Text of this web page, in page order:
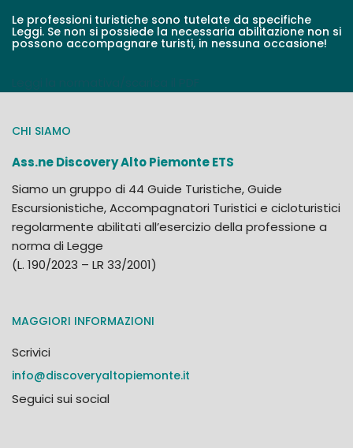
Le professioni turistiche sono tutelate da specifiche
Leggi. Se non si possiede la necessaria abilitazione non si
possono accompagnare turisti, in nessuna occasione!
CHI SIAMO
Ass.ne Discovery Alto Piemonte ETS
Siamo un gruppo di 44 Guide Turistiche, Guide
Escursionistiche, Accompagnatori Turistici e cicloturistici
regolarmente abilitati all’esercizio della professione a
norma di Legge
(L. 190/2023 – LR 33/2001)
MAGGIORI INFORMAZIONI
Scrivici
info@discoveryaltopiemonte.it
Seguici sui social